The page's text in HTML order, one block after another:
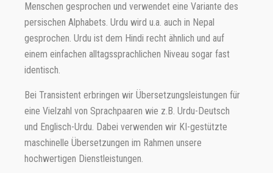
Menschen gesprochen und verwendet eine Variante des
persischen Alphabets. Urdu wird u.a. auch in Nepal
gesprochen. Urdu ist dem Hindi recht ähnlich und auf
einem einfachen alltagssprachlichen Niveau sogar fast
identisch.
Bei Transistent erbringen wir Übersetzungsleistungen für
eine Vielzahl von Sprachpaaren wie z.B. Urdu-Deutsch
und Englisch-Urdu. Dabei verwenden wir KI-gestützte
maschinelle Übersetzungen im Rahmen unsere
hochwertigen Dienstleistungen.